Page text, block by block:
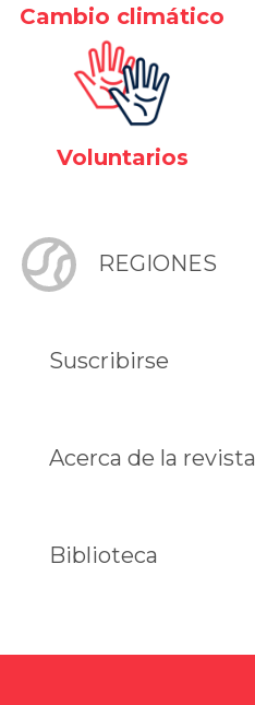
Cambio climático
Voluntarios
REGIONES
Suscribirse
Acerca de la revista
Biblioteca